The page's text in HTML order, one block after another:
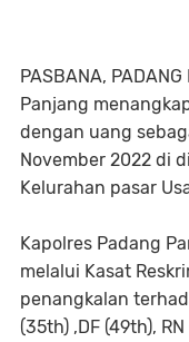
PASBANA,
Panjang
dengan uang
November 2022 di
Kelurahan pasar
Kapolres Padang
melalui Kasat
penangkalan
(35th) ,DF (49th),